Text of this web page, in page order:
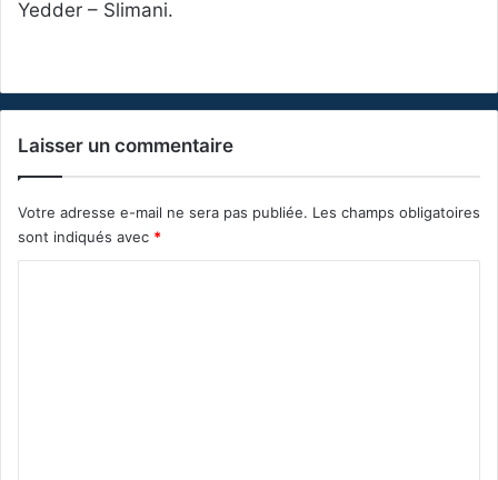
Yedder – Slimani.
Laisser un commentaire
Votre adresse e-mail ne sera pas publiée. Les champs obligatoires
sont indiqués avec *